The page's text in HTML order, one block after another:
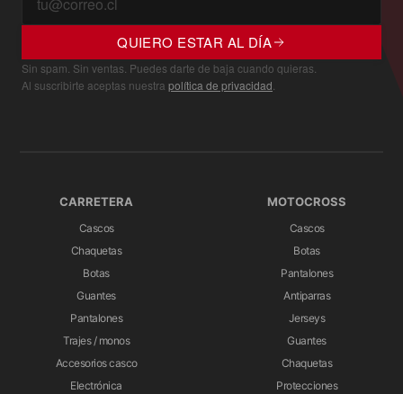
QUIERO ESTAR AL DÍA
Sin spam. Sin ventas. Puedes darte de baja cuando quieras.
Al suscribirte aceptas nuestra política de privacidad
CARRETERA
Cascos
Chaquetas
Botas
Guantes
Pantalones
Trajes / monos
Accesorios casco
Electrónica
MOTOCROSS
Cascos
Botas
Pantalones
Antiparras
Jerseys
Guantes
Chaquetas
Protecciones